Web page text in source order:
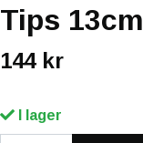
Tips
144 kr
I lager